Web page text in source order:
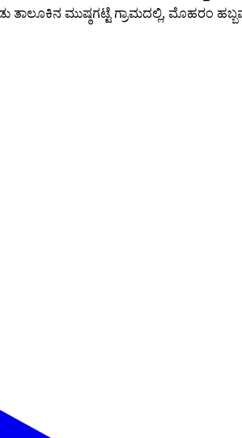
ಮುಷ್ಠಗಟ್ಟೆ ಗ್ರಾಮದಲ್ಲಿ, ಮೊಹರಂ